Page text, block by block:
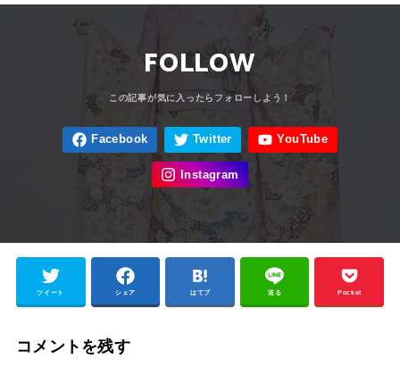
FOLLOW
ツイート シェア はてブ 送る Pocket
コメントを残す